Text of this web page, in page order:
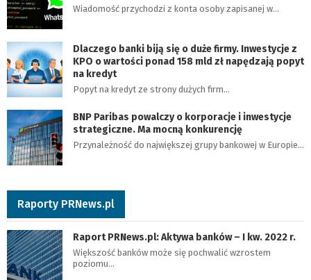
Wiadomość przychodzi z konta osoby zapisanej w…
Dlaczego banki biją się o duże firmy. Inwestycje z
KPO o wartości ponad 158 mld zł napędzają popyt
na kredyt
Popyt na kredyt ze strony dużych firm…
BNP Paribas powalczy o korporacje i inwestycje
strategiczne. Ma mocną konkurencję
Przynależność do największej grupy bankowej w Europie…
Raporty PRNews.pl
Raport PRNews.pl: Aktywa banków – I kw. 2022 r.
Większość banków może się pochwalić wzrostem
poziomu…